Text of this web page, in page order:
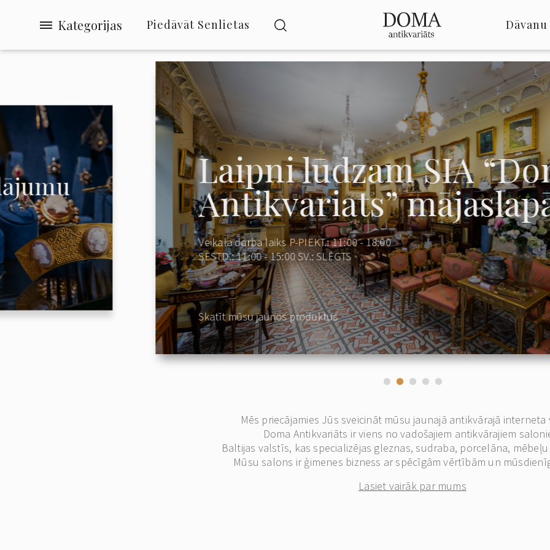
Kategorijas Piedāvāt Senlietas
Laipni lūdzam SIA
Antikvariats”
Veikala darba laiks P-PIEKT.: 11:00 - 18:00
SESTD.: 11:00 - 15:00 SV.: SLĒGTS
Skatīt mūsu jaunos produktus
Mēs priecājamies Jūs sveicināt mūsu jaunajā antikvārajā interneta
Doma Antikvariāts ir viens no vadošajiem antikvārajiem
Baltijas valstīs, kas specializējas gleznas, sudraba, porcelāna,
Mūsu salons ir ģimenes bizness ar spēcīgām vērtībām un
Lasiet vairāk par mums